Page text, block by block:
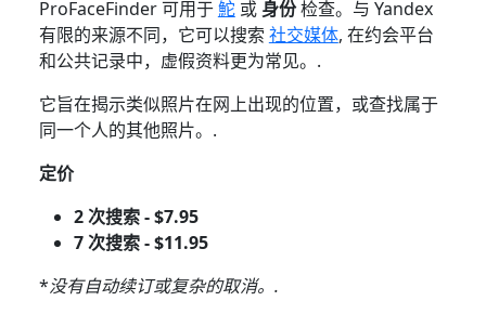
ProFaceFinder 可用于鮀或 身份检查。与 Yandex
有限的来源不同，它可以搜索 社交媒体, 在约会平台
和公共记录中，虚假资料更为常见。.
它旨在揭示类似照片在网上出现的位置，或查找属于
同一个人的其他照片。.
定价
2 次搜索 - $7.95
7 次搜索 - $11.95
*没有自动续订或复杂的取消。.